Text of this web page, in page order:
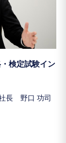
検定試験イン
長 野口 功司